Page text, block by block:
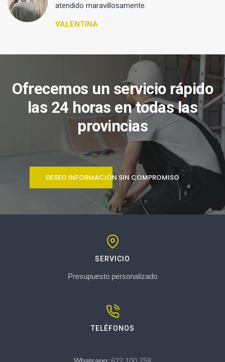
atendido maravillosamente.
VALENTINA
Ofrecemos un servicio rápido
las 24 horas en todas las
provincias
DESEO INFORMACIÓN SIN COMPROMISO
SERVICIO
Presupuesto personalizado
TELÉFONOS